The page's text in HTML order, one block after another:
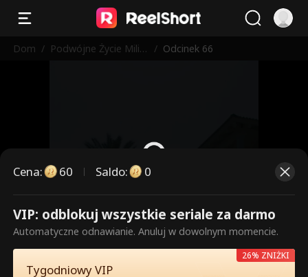
Dom / Podwójne Życie Milia
/ Odcinek 66
To są płatne odcinki. Odblokuj,
aby oglądać.
Cena: 60 Saldo: 0
VIP: odblokuj wszystkie seriale za darmo
Automatyczne odnawianie. Anuluj w dowolnym momencie.
Tygodniowy VIP
26% ZNIŻKI